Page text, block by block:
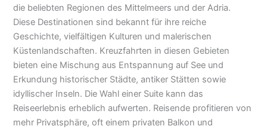
die beliebten Regionen des Mittelmeers und der Adria.
Diese Destinationen sind bekannt für ihre reiche
Geschichte, vielfältigen Kulturen und malerischen
Küstenlandschaften. Kreuzfahrten in diesen Gebieten
bieten eine Mischung aus Entspannung auf See und
Erkundung historischer Städte, antiker Stätten sowie
idyllischer Inseln. Die Wahl einer Suite kann das
Reiseerlebnis erheblich aufwerten. Reisende profitieren von
mehr Privatsphäre, oft einem privaten Balkon und